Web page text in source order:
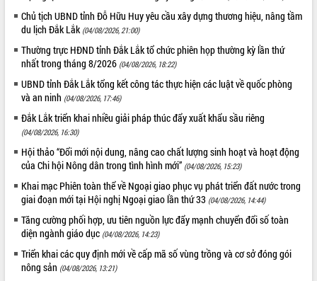
Chủ tịch UBND tỉnh Đỗ Hữu Huy yêu cầu xây dựng thương hiệu, nâng tầm
du lịch Đắk Lắk (04/08/2026, 21:00)
Thường trực HĐND tỉnh Đắk Lắk tổ chức phiên họp thường kỳ lần thứ
nhất trong tháng 8/2026 (04/08/2026, 18:22)
UBND tỉnh Đắk Lắk tổng kết công tác thực hiện các luật về quốc phòng
và an ninh (04/08/2026, 17:46)
Đắk Lắk triển khai nhiều giải pháp thúc đẩy xuất khẩu sầu riêng
(04/08/2026, 16:30)
Hội thảo “Đổi mới nội dung, nâng cao chất lượng sinh hoạt và hoạt động
của Chi hội Nông dân trong tình hình mới” (04/08/2026, 15:23)
Khai mạc Phiên toàn thể về Ngoại giao phục vụ phát triển đất nước trong
giai đoạn mới tại Hội nghị Ngoại giao lần thứ 33 (04/08/2026, 14:44)
Tăng cường phối hợp, ưu tiên nguồn lực đẩy mạnh chuyển đổi số toàn
diện ngành giáo dục (04/08/2026, 14:23)
Triển khai các quy định mới về cấp mã số vùng trồng và cơ sở đóng gói
nông sản (04/08/2026, 13:21)